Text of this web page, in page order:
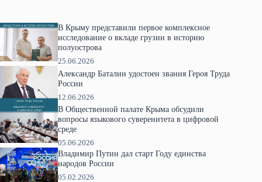
В Крыму представили первое комплексное
исследование о вкладе грузин в историю
полуострова
25.06.2026
Александр Баталин удостоен звания Героя Труда
России
12.06.2026
В Общественной палате Крыма обсудили
вопросы языкового суверенитета в цифровой
среде
05.06.2026
Владимир Путин дал старт Году единства
народов России
05.02.2026